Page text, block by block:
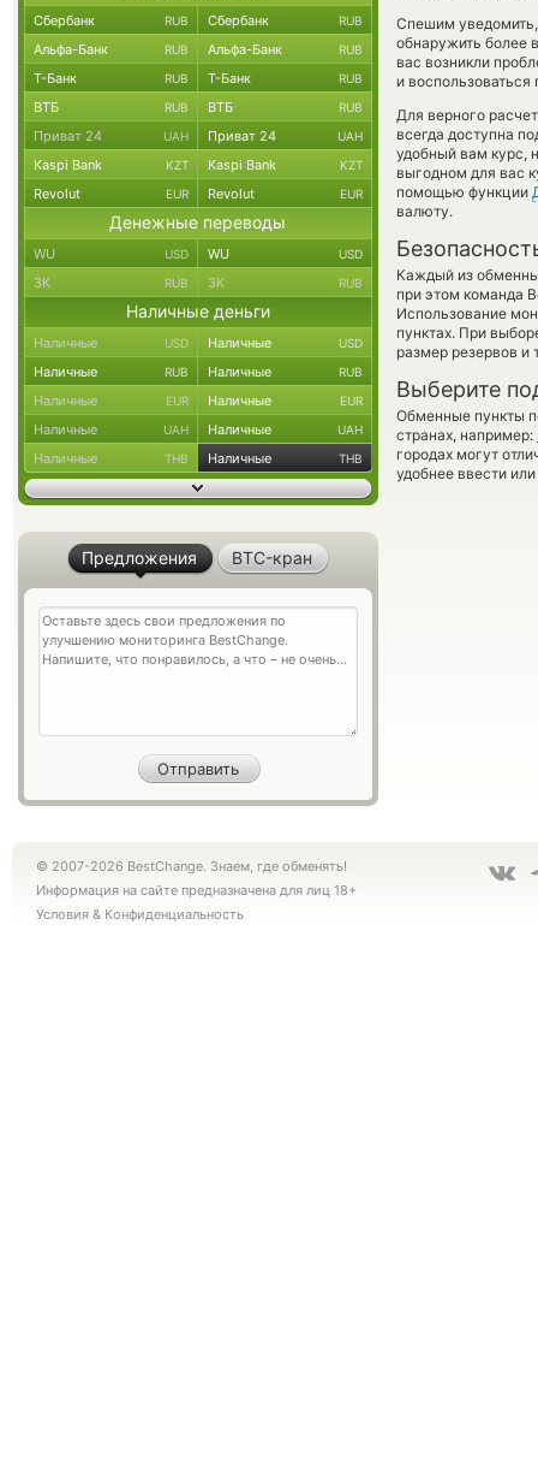
Спешим
обнаружить более
вас возникли
и
Для верного
всегда доступна
удобный вам курс,
выгодном для вас
помощью функции
валюту.
Каждый из
при этом команда
Использование
пунктах. При
размер резервов и
Выберите
Обменные пункты
странах, например:
городах могут
удобнее ввести
Сбербанк RUB Сбербанк RUB
Альфа-Банк RUB Альфа-Банк RUB
Т-Банк RUB Т-Банк RUB
ВТБ RUB ВТБ RUB
Приват 24 UAH Приват 24 UAH
Kaspi Bank KZT Kaspi Bank KZT
Revolut EUR Revolut EUR
Денежные переводы
WU USD WU USD
ЗК RUB ЗК RUB
Наличные деньги
Наличные USD Наличные USD
Наличные RUB Наличные RUB
Наличные EUR Наличные EUR
Наличные UAH Наличные UAH
Наличные THB Наличные THB
Предложения BTC-кран
© 2007-2026 BestChange. Знаем, где обменять!
Информация на сайте предназначена для лиц 18+
Условия & Конфиденциальность